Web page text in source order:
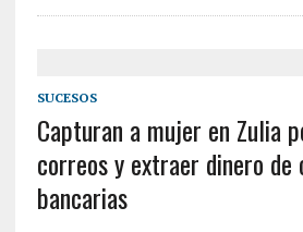
SUCESOS
Capturan a mujer en Zulia
correos y extraer dinero de
bancarias